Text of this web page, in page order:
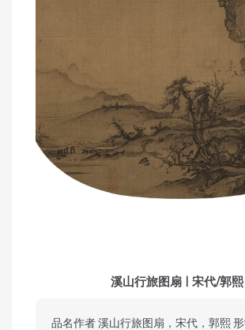
溪山行旅图扇 | 宋代/郭熙
品名作者 溪山行旅图扇，宋代，郭熙